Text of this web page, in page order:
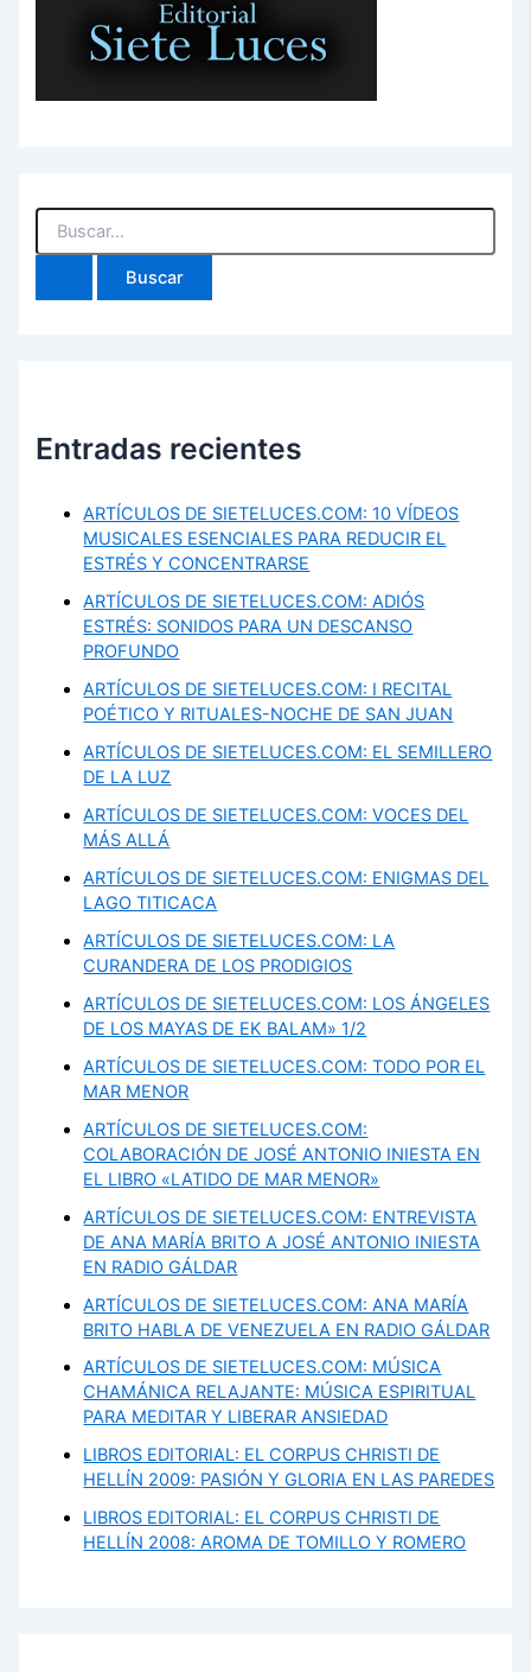
Buscar
por:
Entradas recientes
ARTÍCULOS DE SIETELUCES.COM: 10 VÍDEOS
MUSICALES ESENCIALES PARA REDUCIR EL
ESTRÉS Y CONCENTRARSE
ARTÍCULOS DE SIETELUCES.COM: ADIÓS
ESTRÉS: SONIDOS PARA UN DESCANSO
PROFUNDO
ARTÍCULOS DE SIETELUCES.COM: I RECITAL
POÉTICO Y RITUALES-NOCHE DE SAN JUAN
ARTÍCULOS DE SIETELUCES.COM: EL SEMILLERO
DE LA LUZ
ARTÍCULOS DE SIETELUCES.COM: VOCES DEL
MÁS ALLÁ
ARTÍCULOS DE SIETELUCES.COM: ENIGMAS DEL
LAGO TITICACA
ARTÍCULOS DE SIETELUCES.COM: LA
CURANDERA DE LOS PRODIGIOS
ARTÍCULOS DE SIETELUCES.COM: LOS ÁNGELES
DE LOS MAYAS DE EK BALAM» 1/2
ARTÍCULOS DE SIETELUCES.COM: TODO POR EL
MAR MENOR
ARTÍCULOS DE SIETELUCES.COM:
COLABORACIÓN DE JOSÉ ANTONIO INIESTA EN
EL LIBRO «LATIDO DE MAR MENOR»
ARTÍCULOS DE SIETELUCES.COM: ENTREVISTA
DE ANA MARÍA BRITO A JOSÉ ANTONIO INIESTA
EN RADIO GÁLDAR
ARTÍCULOS DE SIETELUCES.COM: ANA MARÍA
BRITO HABLA DE VENEZUELA EN RADIO GÁLDAR
ARTÍCULOS DE SIETELUCES.COM: MÚSICA
CHAMÁNICA RELAJANTE: MÚSICA ESPIRITUAL
PARA MEDITAR Y LIBERAR ANSIEDAD
LIBROS EDITORIAL: EL CORPUS CHRISTI DE
HELLÍN 2009: PASIÓN Y GLORIA EN LAS PAREDES
LIBROS EDITORIAL: EL CORPUS CHRISTI DE
HELLÍN 2008: AROMA DE TOMILLO Y ROMERO